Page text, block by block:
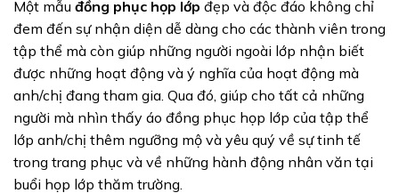
Một mẫu đồng phục họp lớp đẹp và độc đáo không chỉ
đem đến sự nhận diện dễ dàng cho các thành viên trong
tập thể mà còn giúp những người ngoài lớp nhận biết
được những hoạt động và ý nghĩa của hoạt động mà
anh/chị đang tham gia. Qua đó, giúp cho tất cả những
người mà nhìn thấy áo đồng phục họp lớp của tập thể
lớp anh/chị thêm ngưỡng mộ và yêu quý về sự tinh tế
trong trang phục và về những hành động nhân văn tại
buổi họp lớp thăm trường.